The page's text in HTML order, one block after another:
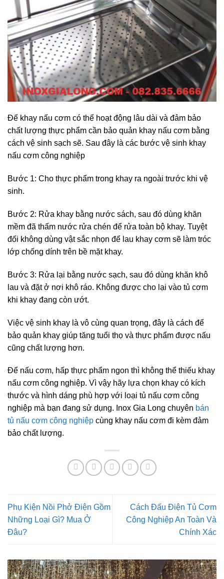
Để khay nấu cơm có thể hoạt động lâu dài và đảm bảo
chất lượng thực phẩm cần bảo quản khay nấu cơm bằng
cách vệ sinh sạch sẽ. Sau đây là các bước vệ sinh khay
nấu cơm công nghiệp
Bước 1: Cho thực phẩm trong khay ra ngoài trước khi vệ
sinh.
Bước 2: Rửa khay bằng nước sách, sau đó dùng khăn
mềm đã thấm nước rửa chén để rửa toàn bộ khay. Tuyệt
đối không dùng vật sắc nhọn để lau khay cơm sẽ làm tróc
lớp chống dính trên bề mặt khay.
Bước 3: Rửa lại bằng nước sạch, sau đó dùng khăn khô
lau và đặt ở nơi khô ráo. Không được cho lại vào tủ cơm
khi khay đang còn ướt.
Việc vệ sinh khay là vô cùng quan trọng, đây là cách để
bảo quản khay giúp tăng tuổi thọ và thực phẩm được nấu
cũng chất lượng hơn.
Để nấu cơm, hấp thực phẩm ngon thì không thể thiếu khay
nấu cơm công nghiệp. Vì vậy hãy lựa chọn khay có kích
thước và hình dáng phù hợp với loại tủ nấu cơm công
nghiệp mà bạn đang sử dụng. Inox Gia Long chuyên bán
tủ nấu cơm công nghiệp cùng khay nấu cơm đi kèm đảm
bảo chất lượng.
Phụ Kiện Nồi Phở Điện Gồm
Những Loại Gì? Mua Ở
Đâu?
Cách Đấu Điện Tủ Cơm
Công Nghiệp An Toàn Và
Chính Xác